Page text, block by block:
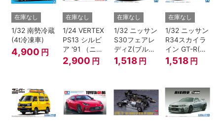
在庫なし
1/32 南勢冷蔵
(4t冷凍車)
4,900 円
在庫なし
1/24 VERTEX
PS13 シルビ
ア '91 （ニッ
サン）
2,900 円
在庫なし
1/32 ニッサン
S30フェアレ
ディZ(ブルー
メタリック)
1,518 円
在庫なし
1/32 ニッサン
R34スカイラ
イン GT-R(ベ
イサイドブル
ー)
1,518 円